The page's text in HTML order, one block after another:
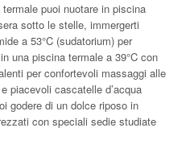
puoi nuotare in piscina
sotto le stelle, immergerti
a 53°C (sudatorium) per
una piscina termale a 39°C con
per confortevoli massaggi alle
piacevoli cascatelle d’acqua
godere di un dolce riposo in
con speciali sedie studiate